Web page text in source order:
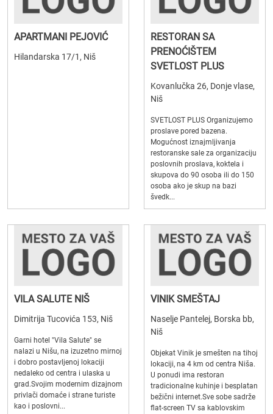
APARTMANI PEJOVIĆ
Hilandarska 17/1, Niš
RESTORAN SA
PRENOĆIŠTEM
SVETLOST PLUS
Kovanlučka 26, Donje vlase,
Niš
SVETLOST PLUS Organizujemo
proslave pored bazena.
Mogućnost iznajmljivanja
restoranske sale za organizaciju
poslovnih proslava, koktela i
skupova do 90 osoba ili do 150
osoba ako je skup na bazi
švedk...
VILA SALUTE NIŠ
Dimitrija Tucovića 153, Niš
Garni hotel "Vila Salute" se
nalazi u Nišu, na izuzetno mirnoj
i dobro postavljenoj lokaciji
nedaleko od centra i ulaska u
grad.Svojim modernim dizajnom
privlači domaće i strane turiste
kao i poslovni...
VINIK SMEŠTAJ
Naselje Pantelej, Borska bb,
Niš
Objekat Vinik je smešten na tihoj
lokaciji, na 4 km od centra Niša.
U ponudi ima restoran
tradicionalne kuhinje i besplatan
bežični internet.Sve sobe sadrže
flat-screen TV sa kablovskim